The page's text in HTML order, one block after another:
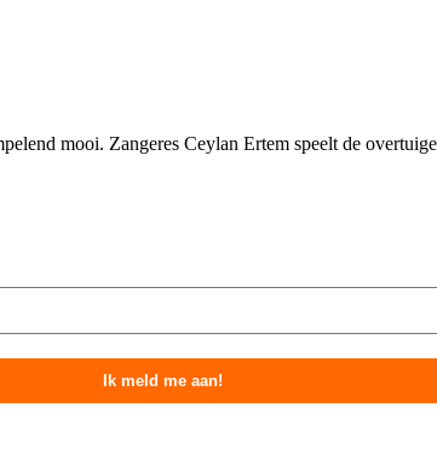
mooi. Zangeres Ceylan Ertem speelt de